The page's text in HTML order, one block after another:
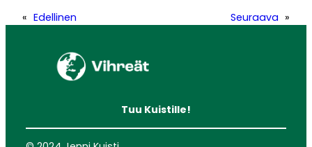
« Edellinen Seuraava »
Tuu Kuistille!